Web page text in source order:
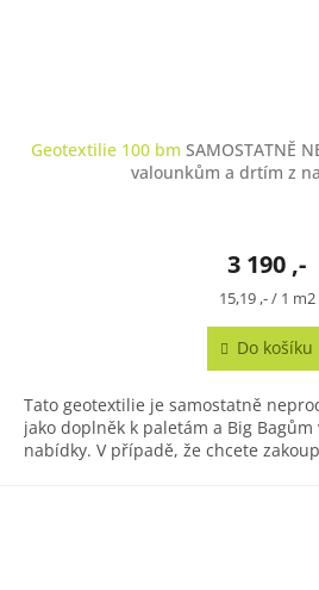
Geotextilie 100 bm SAMOSTATNĚ
valounkům a drtím z
3 190 ,-
Měrná
15,19 ,- / 1 m2
Do košíku
Tato geotextilie je samostatně
jako doplněk k paletám a Big
nabídky. V případě, že chcete